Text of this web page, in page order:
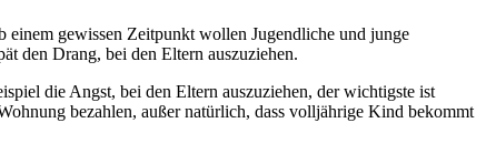
einem gewissen Zeitpunkt wollen Jugendliche und junge
den Drang, bei den Eltern auszuziehen.
die Angst, bei den Eltern auszuziehen, der wichtigste ist
bezahlen, außer natürlich, dass volljährige Kind bekommt